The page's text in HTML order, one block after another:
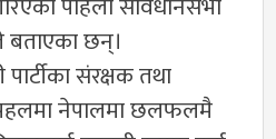
छन्।
संरक्षक तथा
नेपालमा छलफलमै